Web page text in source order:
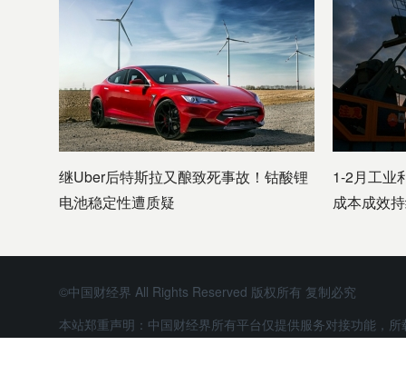
继Uber后特斯拉又酿致死事故！钴酸锂
电池稳定性遭质疑
1-2月工业
成本成效
©中国财经界 All Rights Reserved 版权所有 复制必究
本站郑重声明：中国财经界所有平台仅提供服务对接功能，